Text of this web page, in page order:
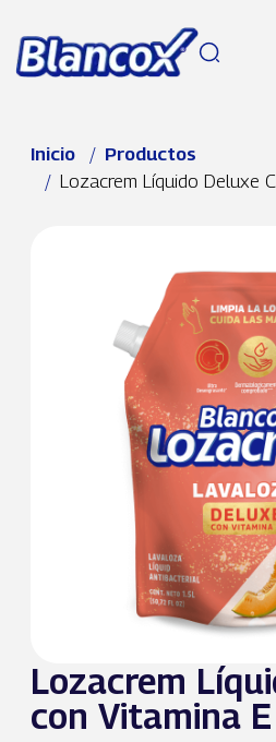
Ruta de navegación
Inicio
Productos
Lozacrem Líquido Deluxe
Lozacrem
con Vitamina